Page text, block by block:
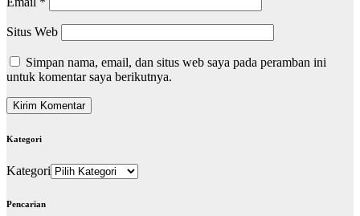
Situs Web
Simpan nama, email, dan situs web saya pada peramban ini
untuk komentar saya berikutnya.
Kategori
Kategori
Pencarian